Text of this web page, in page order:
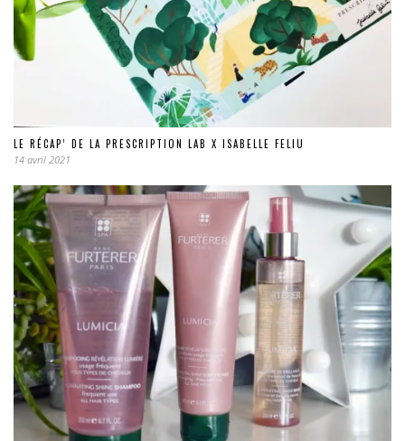
LE RÉCAP’ DE LA PRESCRIPTION LAB X ISABELLE FELIU
14 avril 2021